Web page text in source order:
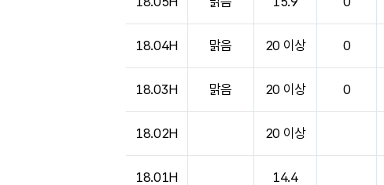
18.04H 맑음 20 이상 0
18.03H 맑음 20 이상 0
18.02H 20 이상
18.01H 14.4